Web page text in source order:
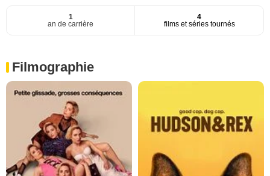
1
an de carrière
4
films et séries tournés
Filmographie